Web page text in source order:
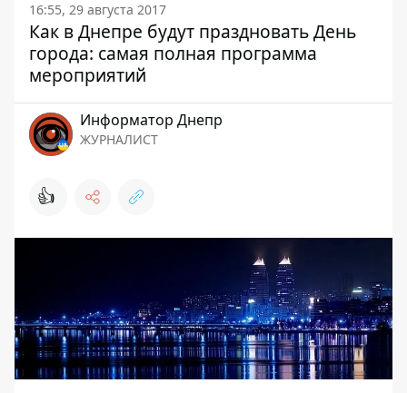
16:55, 29 августа 2017
Как в Днепре будут праздновать День
города: самая полная программа
мероприятий
Информатор Днепр
ЖУРНАЛИСТ
👍